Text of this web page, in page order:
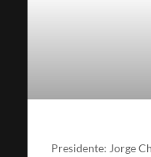
Presidente: Jorge